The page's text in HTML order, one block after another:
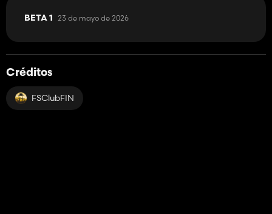
BETA 1 23 de mayo de 2026
Créditos
FSClubFIN